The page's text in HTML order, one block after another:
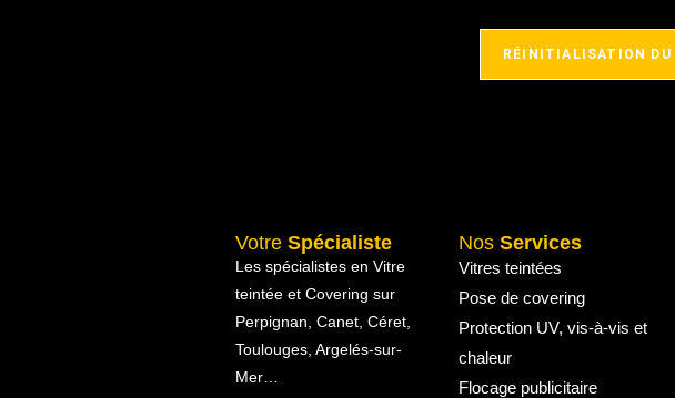
RÉINITIALISATION DU
Votre Spécialiste
Les spécialistes en Vitre
teintée et Covering sur
Perpignan, Canet, Céret,
Toulouges, Argelés-sur-
Mer…
NosServices
Vitres teintées
Pose de covering
Protection UV, vis-à-vis et
chaleur
Flocage publicitaire